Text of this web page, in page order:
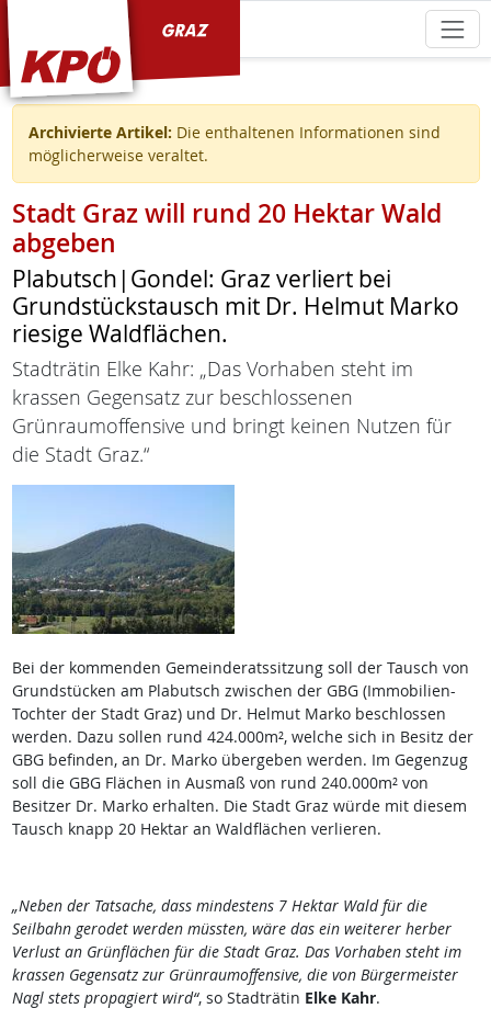
Archivierte Artikel: Die enthaltenen Informationen sind
möglicherweise veraltet.
Stadt Graz will rund 20 Hektar Wald
abgeben
Plabutsch|Gondel: Graz verliert bei
Grundstückstausch mit Dr. Helmut Marko
riesige Waldflächen.
Stadträtin Elke Kahr: „Das Vorhaben steht im
krassen Gegensatz zur beschlossenen
Grünraumoffensive und bringt keinen Nutzen für
die Stadt Graz.“
Bei der kommenden Gemeinderatssitzung soll der Tausch von
Grundstücken am Plabutsch zwischen der GBG (Immobilien-
Tochter der Stadt Graz) und Dr. Helmut Marko beschlossen
werden. Dazu sollen rund 424.000m², welche sich in Besitz der
GBG befinden, an Dr. Marko übergeben werden. Im Gegenzug
soll die GBG Flächen in Ausmaß von rund 240.000m² von
Besitzer Dr. Marko erhalten. Die Stadt Graz würde mit diesem
Tausch knapp 20 Hektar an Waldflächen verlieren.
„Neben der Tatsache, dass mindestens 7 Hektar Wald für die
Seilbahn gerodet werden müssten, wäre das ein weiterer herber
Verlust an Grünflächen für die Stadt Graz. Das Vorhaben steht im
krassen Gegensatz zur Grünraumoffensive, die von Bürgermeister
Nagl stets propagiert wird“, so Stadträtin Elke Kahr.